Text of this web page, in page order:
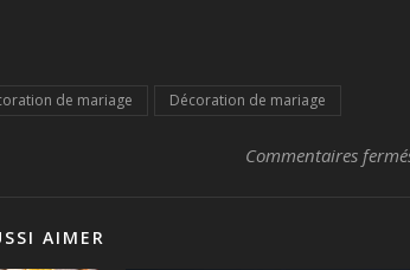
de mariage Décoration de mariage
Commentaires
AIMER